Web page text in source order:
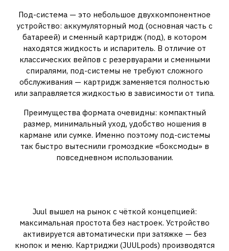
Под-система — это небольшое двухкомпонентное
устройство: аккумуляторный мод (основная часть с
батареей) и сменный картридж (под), в котором
находятся жидкость и испаритель. В отличие от
классических вейпов с резервуарами и сменными
спиралями, под-системы не требуют сложного
обслуживания — картридж заменяется полностью
или заправляется жидкостью в зависимости от типа.
Преимущества формата очевидны: компактный
размер, минимальный уход, удобство ношения в
кармане или сумке. Именно поэтому под-системы
так быстро вытеснили громоздкие «боксмоды» в
повседневном использовании.
Juul вышел на рынок с чёткой концепцией:
максимальная простота без настроек. Устройство
активируется автоматически при затяжке — без
кнопок и меню. Картриджи (JUULpods) производятся